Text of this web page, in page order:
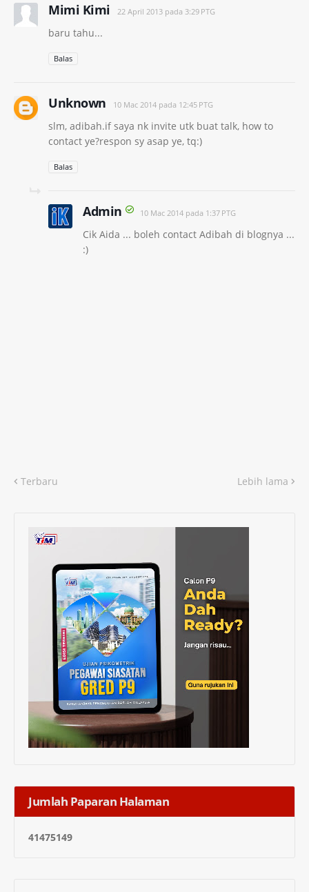
Mimi Kimi 22 April 2013 pada 3:29 PTG
baru tahu...
Balas
Unknown 10 Mac 2014 pada 12:45 PTG
slm, adibah.if saya nk invite utk buat talk, how to
contact ye?respon sy asap ye, tq:)
Balas
Admin 10 Mac 2014 pada 1:37 PTG
Cik Aida ... boleh contact Adibah di blognya ...
:)
Terbaru Lebih lama
Jumlah Paparan Halaman
41475149